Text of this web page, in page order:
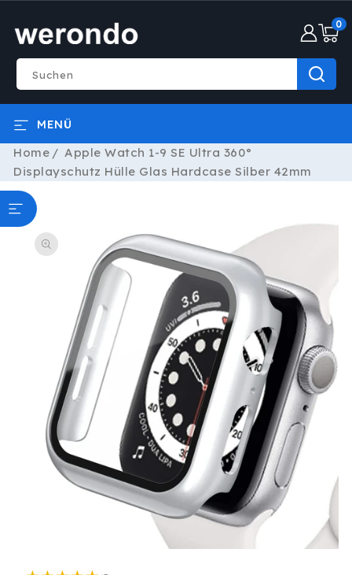
DIREKT
INHALT
Suchen
0
MENÜ
Home
Apple Watch 1-9 SE Ultra 360°
Displayschutz Hülle Glas Hardcase Silber 42mm